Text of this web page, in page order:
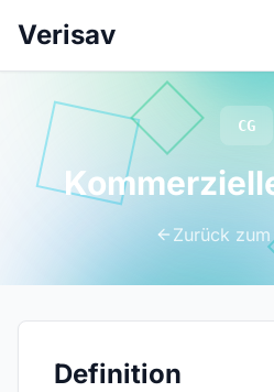
Verisav
CG
Zurück
Definition